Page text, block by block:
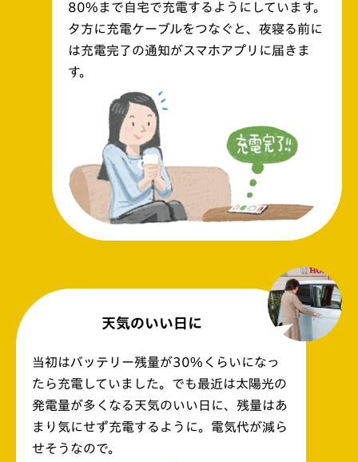
80%まで自宅で充電するようにしています。
夕方に充電ケーブルをつなぐと、夜寝る前に
は充電完了の通知がスマホアプリに届きま
す。
天気のいい日に
当初はバッテリー残量が30%くらいになっ
たら充電していました。でも最近は太陽光の
発電量が多くなる天気のいい日に、残量はあ
まり気にせず充電するように。電気代が減ら
せそうなので。